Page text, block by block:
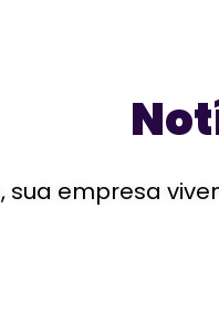
sua empresa